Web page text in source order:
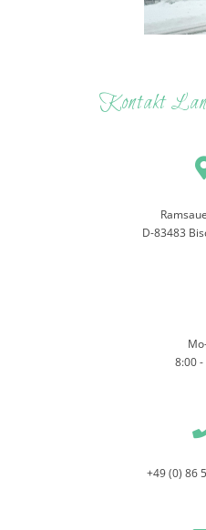
Kontakt
D-83483
8:00
+49 (0) 86